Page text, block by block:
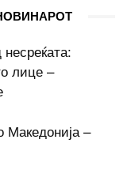
лице –
Македонија –